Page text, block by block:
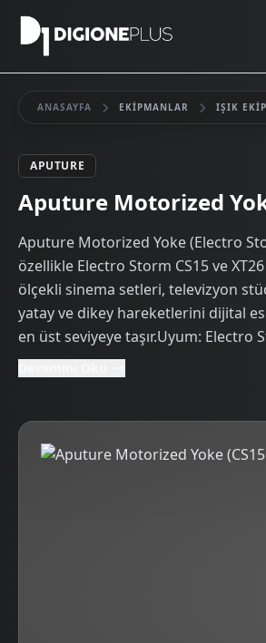
ANASAYFA EKIPMANLAR IŞIK
APUTURE
Kiralık
Aputure Motorized
Aputure Motorized Yoke (Electro
özellikle Electro Storm CS15 ve
ölçekli sinema setleri, televizyon
yatay ve dikey hareketlerini dijital
en üst seviyeye taşır.Uyum: Electro